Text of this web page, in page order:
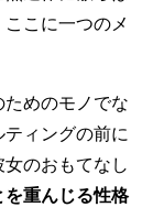
こに一つのメ
ためのモノでな
ィングの前に
のおもてなし
を重んじる性格